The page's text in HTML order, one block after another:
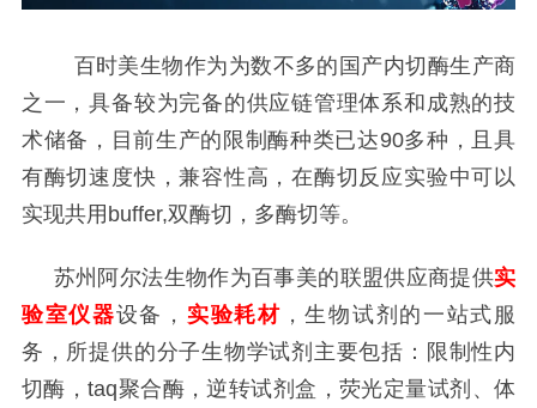
百时美生物作为为数不多的国产内切酶生产商
之一，具备较为完备的供应链管理体系和成熟的技
术储备，目前生产的限制酶种类已达90多种，且具
有酶切速度快，兼容性高，在酶切反应实验中可以
实现共用buffer,双酶切，多酶切等。
苏州阿尔法生物作为百事美的联盟供应商提供实
验室仪器设备， 实验耗材 ，生物试剂的一站式服
务，所提供的分子生物学试剂主要包括：限制性内
切酶，taq聚合酶，逆转试剂盒，荧光定量试剂、体